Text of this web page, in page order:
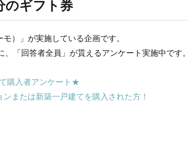
のギフト券
）」が実施している企画です。
「回答者全員」が貰えるアンケート実施中です
購入者アンケート★
または新築一戸建てを購入された方！